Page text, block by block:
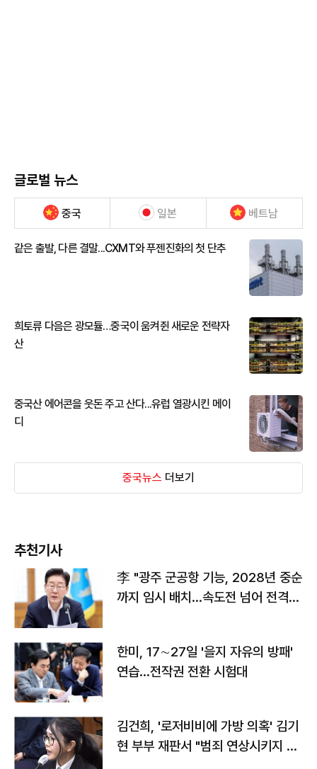
글로벌 뉴스
중국 일본 베트남
같은 출발, 다른 결말...CXMT와 푸젠진화의 첫 단추
희토류 다음은 광모듈…중국이 움켜쥔 새로운 전략자
산
중국산 에어콘을 웃돈 주고 산다...유럽 열광시킨 메이
디
중국뉴스 더보기
추천기사
李 "광주 군공항 기능, 2028년 중순
까지 임시 배치…속도전 넘어 전격
한미, 17∼27일 '을지 자유의 방패'
연습…전작권 전환 시험대
김건희, '로저비비에 가방 의혹' 김기
현 부부 재판서 "범죄 연상시키지 말